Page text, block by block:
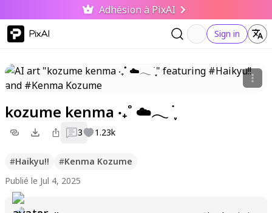
Adhésion à PixAI
PixAI Sign in
kozume kenma ‧₊˚ ☁️𓂃 ࣪ ִֶָ
3 1.23k
#Haikyu!! #Kenma Kozume
Publié le Jul 4, 2025